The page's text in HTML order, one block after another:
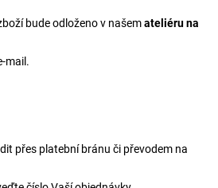
bude odloženo v našemateliéru na
mail.
přes platební bránu či převodem na